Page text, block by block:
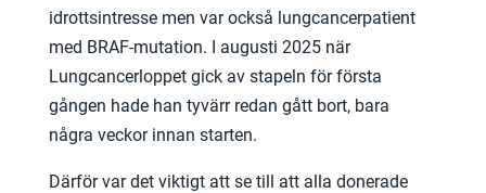
idrottsintresse men var också lungcancerpatient
med BRAF-mutation. I augusti 2025 när
Lungcancerloppet gick av stapeln för första
gången hade han tyvärr redan gått bort, bara
några veckor innan starten.
Därför var det viktigt att se till att alla donerade